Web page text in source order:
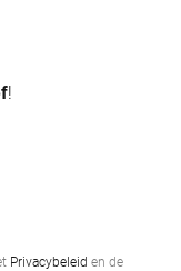
!
Privacybeleid en de